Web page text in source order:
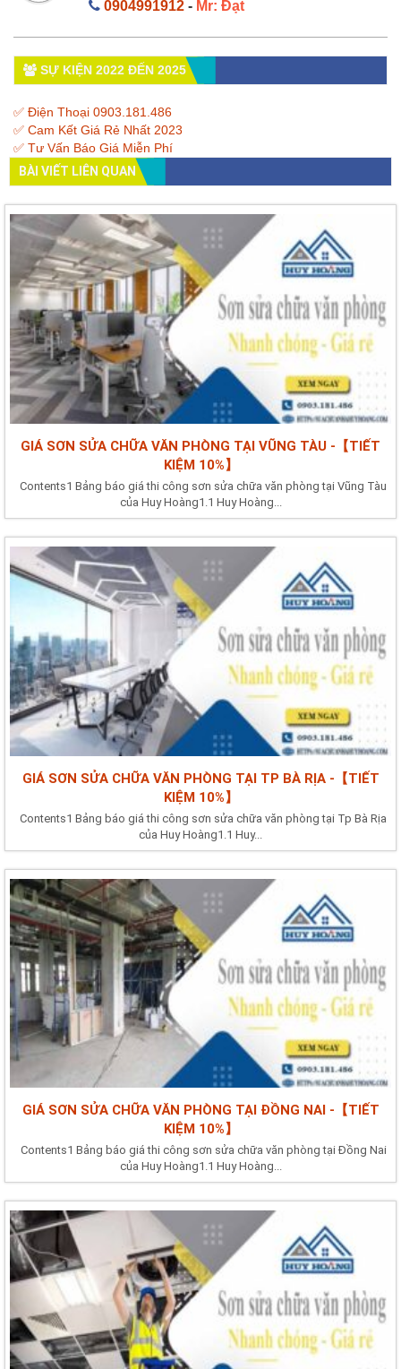
0904991912- Mr: Đạt
SỰ KIỆN 2022 ĐẾN 2025
✅ Điện Thoại 0903.181.486
✅ Cam Kết Giá Rẻ Nhất 2023
✅ Tư Vấn Báo Giá Miễn Phí
BÀI VIẾT LIÊN QUAN
GIÁ SƠN SỬA CHỮA VĂN PHÒNG TẠI VŨNG TÀU -【TIẾT
KIỆM 10%】
Contents1 Bảng báo giá thi công sơn sửa chữa văn phòng tại Vũng Tàu
của Huy Hoàng1.1 Huy Hoàng...
GIÁ SƠN SỬA CHỮA VĂN PHÒNG TẠI TP BÀ RỊA -【TIẾT
KIỆM 10%】
Contents1 Bảng báo giá thi công sơn sửa chữa văn phòng tại Tp Bà Rịa
của Huy Hoàng1.1 Huy...
GIÁ SƠN SỬA CHỮA VĂN PHÒNG TẠI ĐỒNG NAI -【TIẾT
KIỆM 10%】
Contents1 Bảng báo giá thi công sơn sửa chữa văn phòng tại Đồng Nai
của Huy Hoàng1.1 Huy Hoàng...